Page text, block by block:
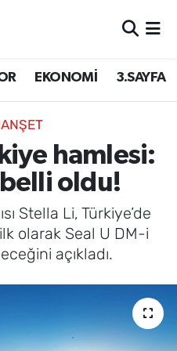
EKONOMİ 3.SAYFA
hamlesi:
belli oldu!
Stella Li, Türkiye’de
olarak Seal U DM-i
açıkladı.
Haritası
ve Fikstür